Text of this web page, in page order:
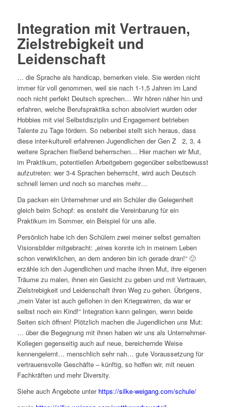
Integration mit Vertrauen,
Zielstrebigkeit und
Leidenschaft
… die Sprache als handicap, bemerken viele. Sie werden nicht
immer für voll genommen, weil sie nach 1-1,5 Jahren im Land
noch nicht perfekt Deutsch sprechen… Wir hören näher hin und
erfahren, welche Berufspraktika schon absolviert wurden oder
Hobbies mit viel Selbstdisziplin und Engagement betrieben
Talente zu Tage fördern. So nebenbei stellt sich heraus, dass
diese inter-kulturell erfahrenen Jugendlichen der Gen Z 2, 3, 4
weitere Sprachen fließend beherrschen… Hier machen wir Mut,
im Praktikum, potentiellen Arbeitgebern gegenüber selbstbewusst
aufzutreten: wer 3-4 Sprachen beherrscht, wird auch Deutsch
schnell lernen und noch so manches mehr…
Da packen ein Unternehmer und ein Schüler die Gelegenheit
gleich beim Schopf: es ensteht die Vereinbarung für ein
Praktikum im Sommer, ein Beispiel für uns alle.
Persönlich habe ich den Schülern zwei meiner selbst gemalten
Visionsbilder mitgebracht: „eines konnte ich in meinem Leben
schon verwirklichen, an dem anderen bin ich gerade dran!“ 🙂
erzähle ich den Jugendlichen und mache ihnen Mut, ihre eigenen
Träume zu malen, ihnen ein Gesicht zu geben und mit Vertrauen,
Zielstrebigkeit und Leidenschaft ihren Weg zu gehen. Übrigens,
„mein Vater ist auch geflohen in den Kriegswirren, da war er
selbst noch ein Kind!“ Integration kann gelingen, wenn beide
Seiten sich öffnen! Plötzlich machen die Jugendlichen uns Mut:
… über die Begegnung mit ihnen haben wir uns als Unternehmer-
Kollegen gegenseitig auch auf neue, bereichernde Weise
kennengelernt… menschlich sehr nah… gute Voraussetzung für
vertrauensvolle Geschäfte – künftig, so hoffen wir, mit neuen
Fachkräften und mehr Diversity.
Siehe auch Angebote unter https://silke-weigang.com/schule/